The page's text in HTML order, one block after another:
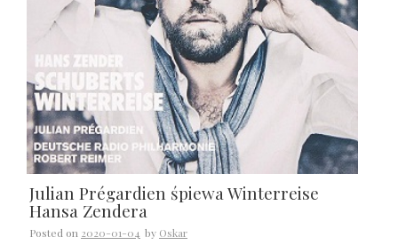
Julian Prégardien śpiewa Winterreise
Hansa Zendera
Posted on 2020-01-04 by Oskar